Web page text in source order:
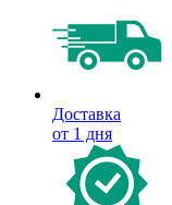
Доставка
от 1 дня